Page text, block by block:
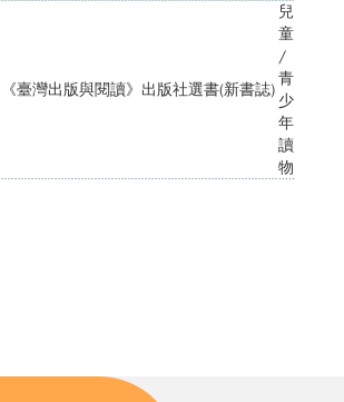
臺灣出版與閱讀》出版社選書(新書誌)
兒
童
/
青
少
年
讀
物